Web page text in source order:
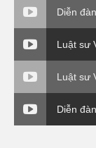
Diễn
DŨNG -
Luật sư
Luật sư
Thông
Diễn
4